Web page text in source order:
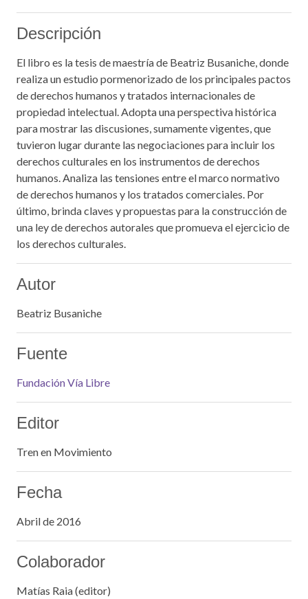
Descripción
El libro es la tesis de maestría de Beatriz Busaniche, donde
realiza un estudio pormenorizado de los principales pactos
de derechos humanos y tratados internacionales de
propiedad intelectual. Adopta una perspectiva histórica
para mostrar las discusiones, sumamente vigentes, que
tuvieron lugar durante las negociaciones para incluir los
derechos culturales en los instrumentos de derechos
humanos. Analiza las tensiones entre el marco normativo
de derechos humanos y los tratados comerciales. Por
último, brinda claves y propuestas para la construcción de
una ley de derechos autorales que promueva el ejercicio de
los derechos culturales.
Autor
Beatriz Busaniche
Fuente
Fundación Vía Libre
Editor
Tren en Movimiento
Fecha
Abril de 2016
Colaborador
Matías Raia (editor)